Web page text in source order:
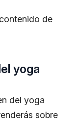
de
yoga
del yoga
sobre